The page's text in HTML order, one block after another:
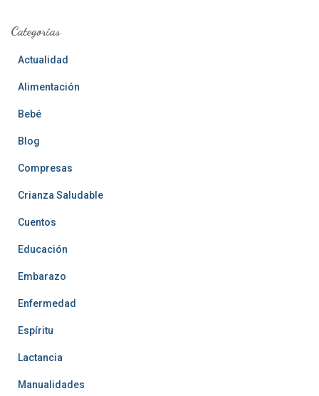
Categorias
Actualidad
Alimentación
Bebé
Blog
Compresas
Crianza Saludable
Cuentos
Educación
Embarazo
Enfermedad
Espíritu
Lactancia
Manualidades